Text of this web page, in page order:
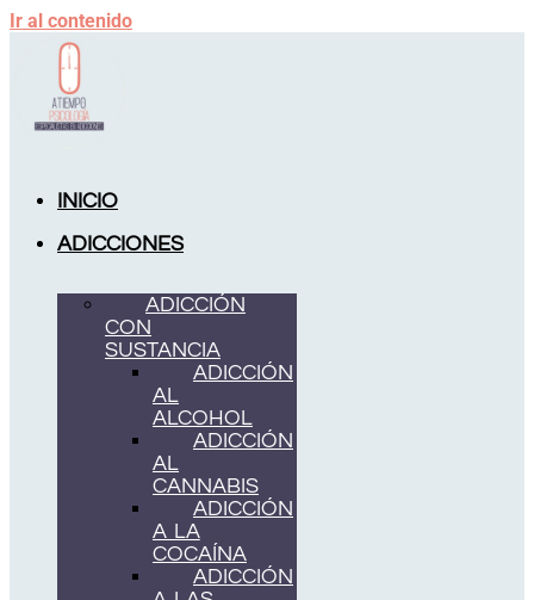
Ir al contenido
INICIO
ADICCIONES
ADICCIÓN
CON
SUSTANCIA
ADICCIÓN
AL
ALCOHOL
ADICCIÓN
AL
CANNABIS
ADICCIÓN
A LA
COCAÍNA
ADICCIÓN